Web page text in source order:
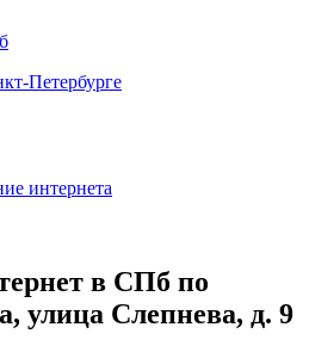
Петербурге
интернета
в СПб по
улица Слепнева, д. 9